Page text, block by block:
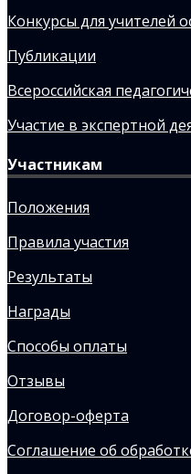
Конкурсы для учителей
Публикации
Всероссийская
Участие в экспертной
Участникам
Положения
Правила участия
Результаты
Награды
Способы оплаты
Отзывы
Договор-оферта
Соглашение об